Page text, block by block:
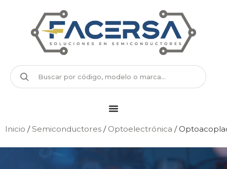
Inicio /Semiconductores / Optoelectrónica /